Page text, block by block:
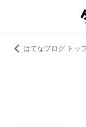
はてなブログ トッ